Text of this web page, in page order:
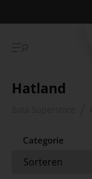
Betaal achteraf
Hatland
Categorie